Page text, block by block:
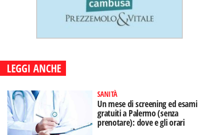
LEGGI ANCHE
SANITÀ
Un mese di screening ed esami
gratuiti a Palermo (senza
prenotare): dove e gli orari